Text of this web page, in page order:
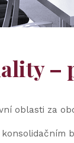
–
oblasti za